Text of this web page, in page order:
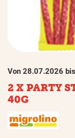
Von 28.07.2026
2 X PARTY
40G